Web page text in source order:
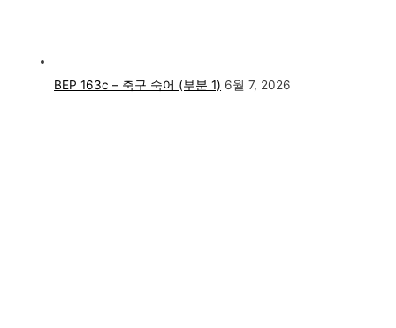
BEP 163c – 축구 숙어 (부분 1) 6월 7, 2026